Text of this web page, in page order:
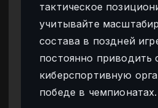
тактическое
учитывайте
состава в поздней
постоянно приводить
киберспортивную
победе в чемпионатах.